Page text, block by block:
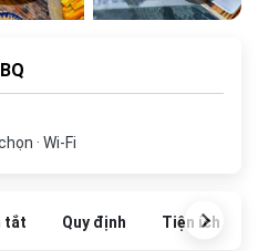
· Wi-Fi
tắt Quy định Tiện ích